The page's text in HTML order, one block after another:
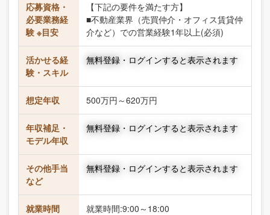
応募資格・
必要業務経
験 ※目安
【下記の要件を満たす方】
■不動産業界（売買仲介・オフィス賃貸仲
介など）での営業経験1年以上(必須)
活かせる経
験・スキル
無料登録・ログインすると表示されます
想定年収 500万円～620万円
年収補足・
モデル年収
無料登録・ログインすると表示されます
その他手当
など
無料登録・ログインすると表示されます
就業時間 就業時間:9:00～18:00